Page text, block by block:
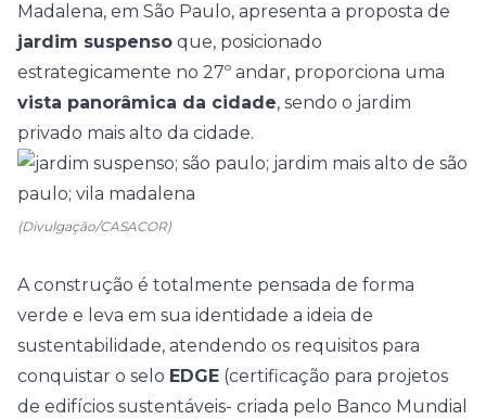
Madalena, em São Paulo, apresenta a proposta de
jardim suspenso que, posicionado
estrategicamente no 27º andar, proporciona uma
vista panorâmica da cidade, sendo o jardim
privado mais alto da cidade.
(Divulgação/CASACOR)
A construção é totalmente pensada de forma
verde e leva em sua identidade a ideia de
sustentabilidade, atendendo os requisitos para
conquistar o selo EDGE (certificação para projetos
de edifícios sustentáveis- criada pelo Banco Mundial